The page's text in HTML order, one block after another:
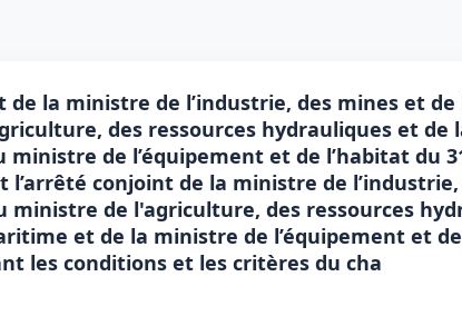
la ministre de l’industrie, des mines et de
des ressources hydrauliques et de
de l’équipement et de l’habitat du
l’arrêté conjoint de la ministre de
ministre de l'agriculture, des ressources
et de la ministre de l’équipement et
les conditions et les critères du cha